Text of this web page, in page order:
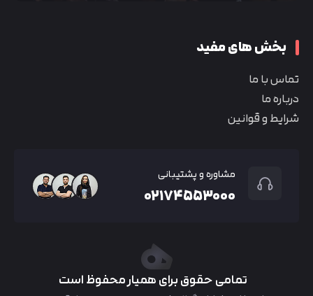
بخش های مفید
تماس با ما
درباره ما
شرایط و قوانین
مشاوره و پشتیبانی
۰۲۱۷۴۵۵۳۰۰۰
تمامی حقوق برای همیار محفوظ است